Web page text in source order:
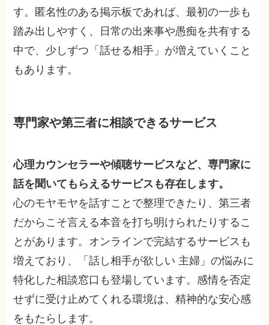
す。匿名性のある掲示板であれば、最初の一歩も
踏み出しやすく、日常の出来事や愚痴を共有する
中で、少しずつ「話せる相手」が増えていくこと
もあります。
専門家や第三者に相談できるサービス
心理カウンセラーや傾聴サービスなど、専門家に
話を聞いてもらえるサービスも存在します。
心のモヤモヤを話すことで整理できたり、第三者
だからこそ言える本音を打ち明けられたりするこ
とがあります。オンラインで完結するサービスも
増えており、「話し相手が欲しい 主婦」の悩みに
特化した相談窓口も登場しています。感情を否定
せずに受け止めてくれる環境は、精神的な安心感
をもたらします。